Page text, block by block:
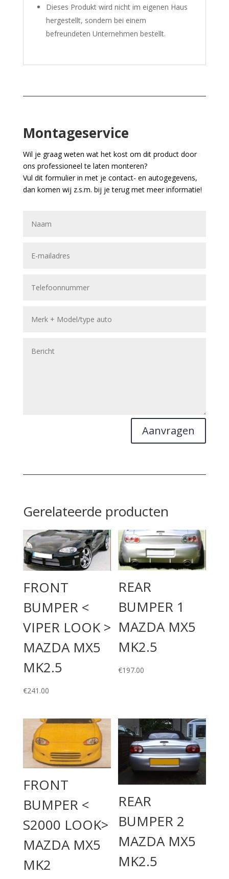
Dieses Produkt wird nicht im eigenen Haus
hergestellt, sondern bei einem
befreundeten Unternehmen bestellt.
Montageservice
Wil je graag weten wat het kost om dit product door
ons professioneel te laten monteren?
Vul dit formulier in met je contact- en autogegevens,
dan komen wij z.s.m. bij je terug met meer informatie!
Aanvragen
Gerelateerde producten
FRONT
BUMPER <
VIPER LOOK >
MAZDA MX5
MK2.5
€241.00
REAR
BUMPER 1
MAZDA MX5
MK2.5
€197.00
FRONT
BUMPER <
S2000 LOOK>
MAZDA MX5
MK2
REAR
BUMPER 2
MAZDA MX5
MK2.5